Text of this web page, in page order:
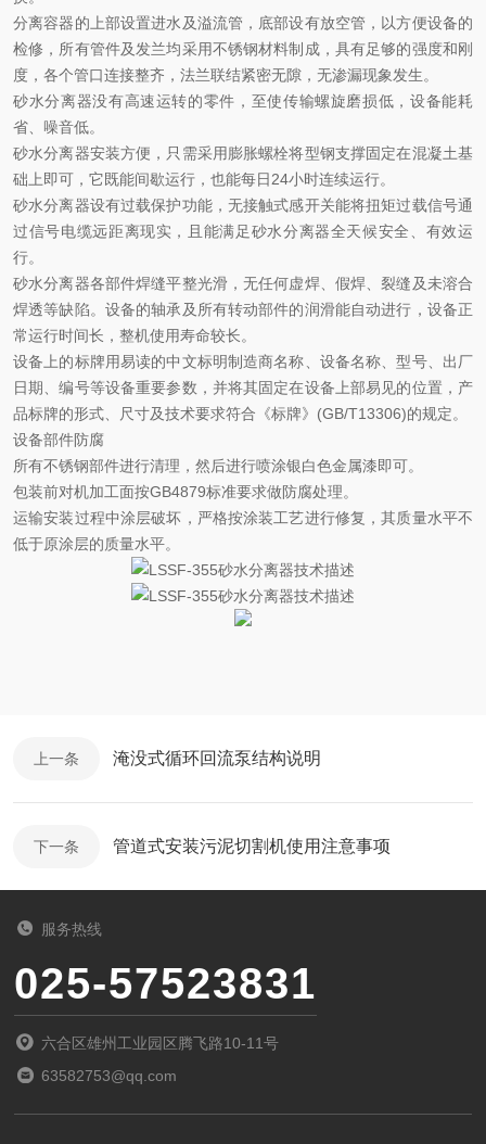
分离容器的上部设置进水及溢流管，底部设有放空管，以方便设备的
检修，所有管件及发兰均采用不锈钢材料制成，具有足够的强度和刚
度，各个管口连接整齐，法兰联结紧密无隙，无渗漏现象发生。
砂水分离器没有高速运转的零件，至使传输螺旋磨损低，设备能耗
省、噪音低。
砂水分离器安装方便，只需采用膨胀螺栓将型钢支撑固定在混凝土基
础上即可，它既能间歇运行，也能每日24小时连续运行。
砂水分离器设有过载保护功能，无接触式感开关能将扭矩过载信号通
过信号电缆远距离现实，且能满足砂水分离器全天候安全、有效运
行。
砂水分离器各部件焊缝平整光滑，无任何虚焊、假焊、裂缝及未溶合
焊透等缺陷。设备的轴承及所有转动部件的润滑能自动进行，设备正
常运行时间长，整机使用寿命较长。
设备上的标牌用易读的中文标明制造商名称、设备名称、型号、出厂
日期、编号等设备重要参数，并将其固定在设备上部易见的位置，产
品标牌的形式、尺寸及技术要求符合《标牌》 (GB/T13306)的规定。
设备部件防腐
所有不锈钢部件进行清理，然后进行喷涂银白色金属漆即可。
包装前对机加工面按GB4879标准要求做防腐处理。
运输安装过程中涂层破坏，严格按涂装工艺进行修复，其质量水平不
低于原涂层的质量水平。
上一条 淹没式循环回流泵结构说明
下一条 管道式安装污泥切割机使用注意事项
服务热线
025-57523831
六合区雄州工业园区腾飞路10-11号
63582753@qq.com